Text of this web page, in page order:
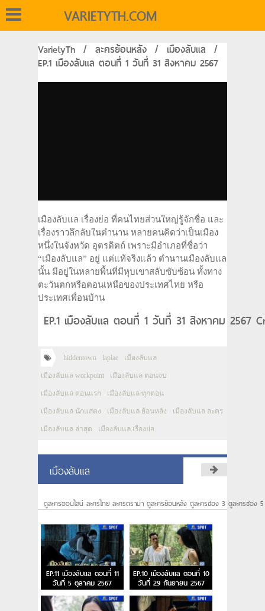
VARIETYTH.COM
VarietyTh / ละครย้อนหลัง / เมืองลับแล /
EP.1 เมืองลับแล ตอนที่ 1 วันที่ 31 สิงหาคม 2567
เมืองลับแล เรื่องย่อ ที่คนไทยส่วนใหญ่รู้จักชื่อ และ
เรื่องราวลึกลับในตำนาน หลายคนคิดว่าเป็นเมือง
หนึ่งในจังหวัด อุตรดิตถ์ เพราะมีอำเภอที่ชื่อว่า
“เมืองลับแล” อยู่ แต่แท้จริงแล้ว ตำนานเมืองลับแล
นั้น มีอยู่ในหลายพื้นที่มีหุบเขาสลับซับซ้อน ทั้งทาง
ตะวันตกหรือตอนเหนือของประเทศไทย หรือ
ประเทศเพื่อนบ้าน
EP.1 เมืองลับแล ตอนที่ 1 วันที่ 31 สิงหาคม 2567
hiddentown laplae เมืองลับแล
เมืองลับแล workpoint เมืองลับแล ตอนจบ
เมืองลับแล ตอนแรก เมืองลับแล ทุกตอน
เมืองลับแล นักแสดง เมืองลับแล ย้อนหลัง เมืองลับแล ละคร
เมืองลับแล ล่าสุด เมืองลับแล เรื่องย่อ
เมืองลับแล
ดูละครออนไลน์ ละครไทย ละครดราม่า ดูละครย้อนหลัง ดูละครช่อง 3 ดูละครช่อง
EP.11 เมืองลับแล ตอนที่ 11
วันที่ 5 ตุลาคม 2567
EP.10 เมืองลับแล ตอนที่ 10
วันที่ 29 กันยายน 2567